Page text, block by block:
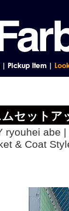
セットア
ryouhei abe
& Coat